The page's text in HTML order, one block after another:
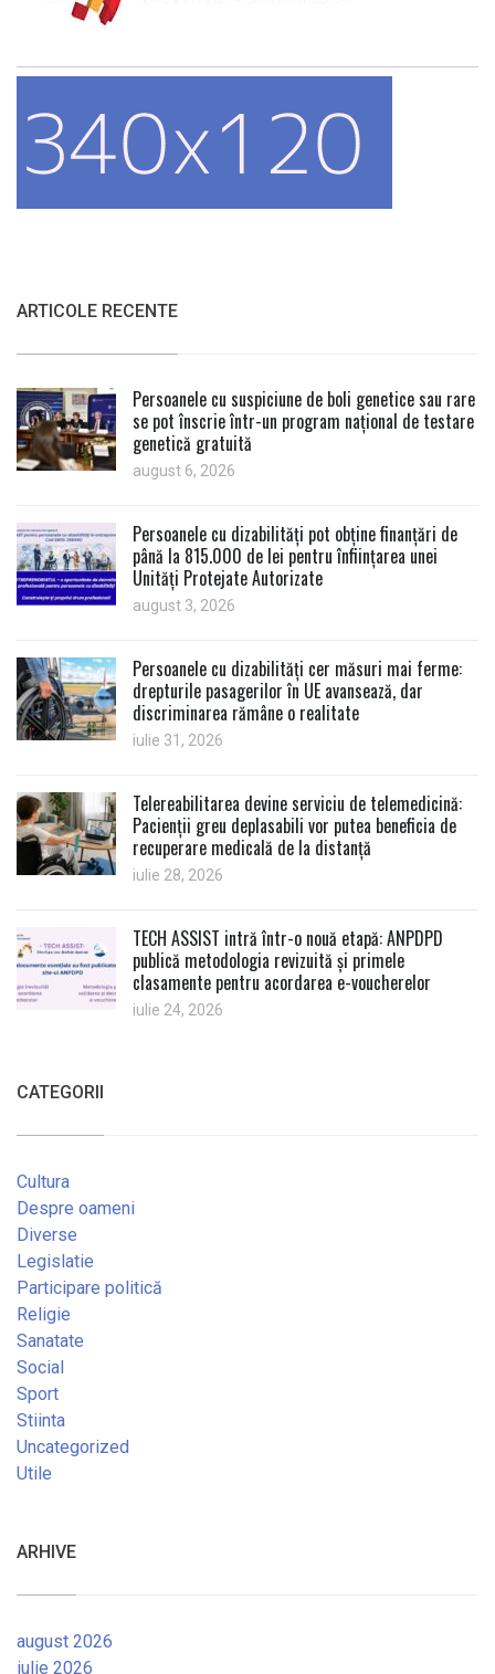
ARTICOLE RECENTE
Persoanele cu suspiciune de boli genetice sau rare
se pot înscrie într-un program național de testare
genetică gratuită
august 6, 2026
Persoanele cu dizabilități pot obține finanțări de
până la 815.000 de lei pentru înființarea unei
Unități Protejate Autorizate
august 3, 2026
Persoanele cu dizabilități cer măsuri mai ferme:
drepturile pasagerilor în UE avansează, dar
discriminarea rămâne o realitate
iulie 31, 2026
Telereabilitarea devine serviciu de telemedicină:
Pacienții greu deplasabili vor putea beneficia de
recuperare medicală de la distanță
iulie 28, 2026
TECH ASSIST intră într-o nouă etapă: ANPDPD
publică metodologia revizuită și primele
clasamente pentru acordarea e-voucherelor
iulie 24, 2026
CATEGORII
Cultura
Despre oameni
Diverse
Legislatie
Participare politică
Religie
Sanatate
Social
Sport
Stiinta
Uncategorized
Utile
ARHIVE
august 2026
iulie 2026